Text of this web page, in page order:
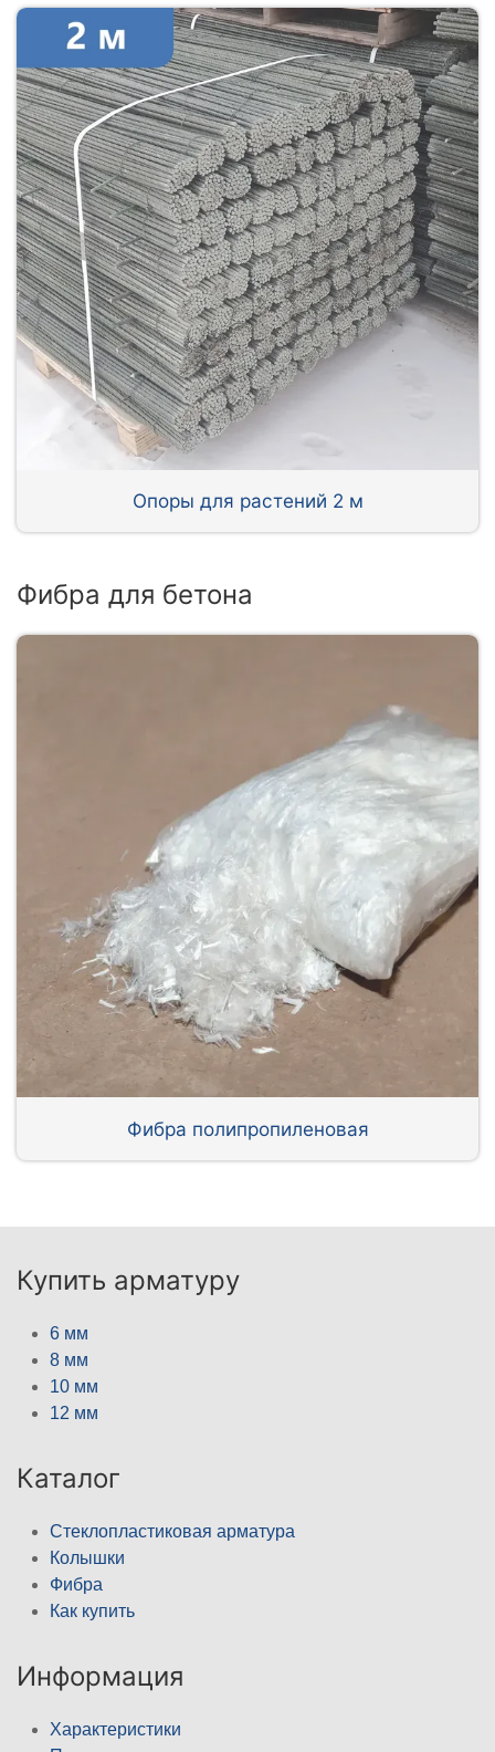
Опоры для растений 2 м
Фибра для бетона
Фибра полипропиленовая
Купить арматуру
6 мм
8 мм
10 мм
12 мм
Каталог
Стеклопластиковая арматура
Колышки
Фибра
Как купить
Информация
Характеристики